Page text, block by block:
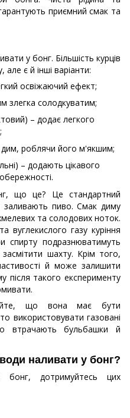
приємний смак та
у бонг. Більшість курців
є й інші варіанти:
освіжаючий ефект;
злегка солодкуватим;
– додає легкого
роблячи його м'якшим;
– додають цікавого
що це? Це стандартний
заливають пиво. Смак диму
та солодових ноток.
вуглекислого газу куріння
спирту подразнюватимуть
шахту. Крім того,
й може залишити
після такого експерименту
що вона має бути
використовувати газовані
втрачають бульбашки й
наливати у бонг?
дотримуйтесь цих